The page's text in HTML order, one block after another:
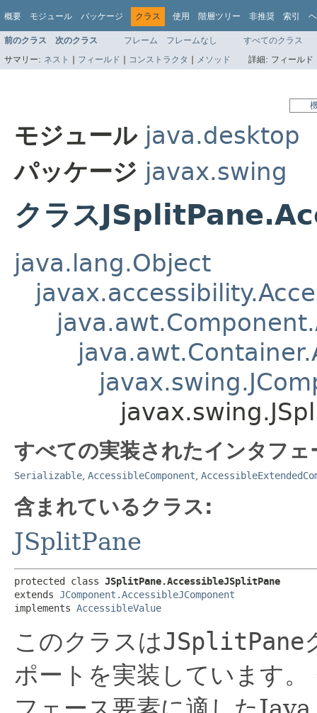
概要 モジュール パッケージ クラス 使用 階層ツリー 非推奨 索引
前のクラス 次のクラス フレーム フレームなし
すべてのクラス
サマリー: ネスト | フィールド | コンストラクタ | メソッド 詳細: フィール
モジュール java.desktop
パッケージ javax.swing
クラス
java.lang.Object
すべての実装されたインタフ
Serializable AccessibleComponent
含まれているクラス:
JSplitPane
protected class JSplitPane.AccessibleJSplitPane
extends JComponent.AccessibleJComponent
implements AccessibleValue
このクラスはJSplitPane
ポートを実装しています。